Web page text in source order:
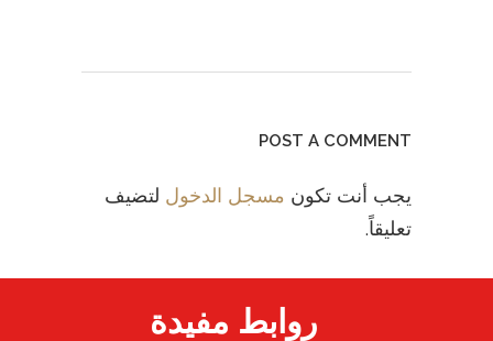
POST A COMMENT
يجب أنت تكون مسجل الدخول لتضيف
تعليقاً.
روابط مفيدة